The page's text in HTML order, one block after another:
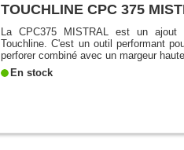
TOUCHLINE CPC 375
La CPC375 MISTRAL est un
Touchline. C'est un outil performant
perforer combiné avec un margeur
En stock